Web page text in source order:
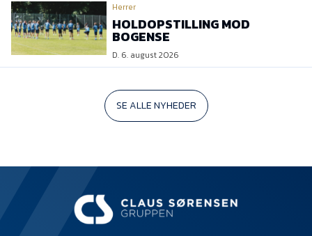
Herrer
HOLDOPSTILLING MOD
BOGENSE
D. 6. august 2026
SE ALLE NYHEDER